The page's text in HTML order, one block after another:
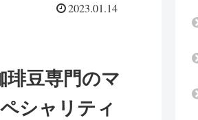
2023.01.14
琲豆専門のマ
シャリティ